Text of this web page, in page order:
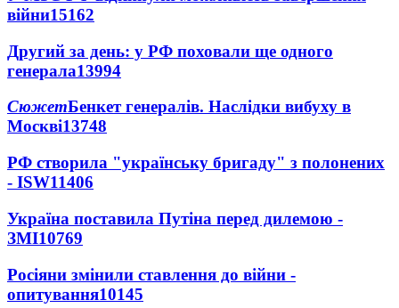
війни15162
Другий за день: у РФ поховали ще одного
генерала13994
СюжетБенкет генералів. Наслідки вибуху в
Москві13748
РФ створила "українську бригаду" з полонених
- ISW11406
Україна поставила Путіна перед дилемою -
ЗМІ10769
Росіяни змінили ставлення до війни -
опитування10145